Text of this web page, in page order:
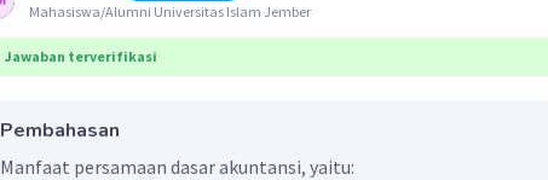
Mahasiswa/Alumni Universitas Islam Jember
Jawaban terverifikasi
Pembahasan
Manfaat persamaan dasar akuntansi, yaitu: